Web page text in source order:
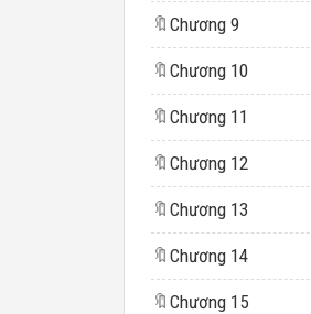
🔖 Chương 9
🔖 Chương 10
🔖 Chương 11
🔖 Chương 12
🔖 Chương 13
🔖 Chương 14
🔖 Chương 15